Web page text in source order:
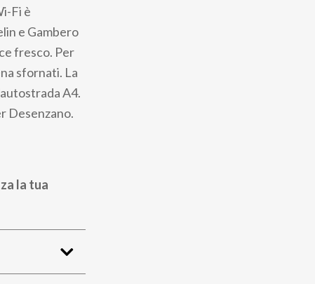
Fi è
e Gambero
fresco. Per
sfornati. La
A4.
Desenzano.
la tua